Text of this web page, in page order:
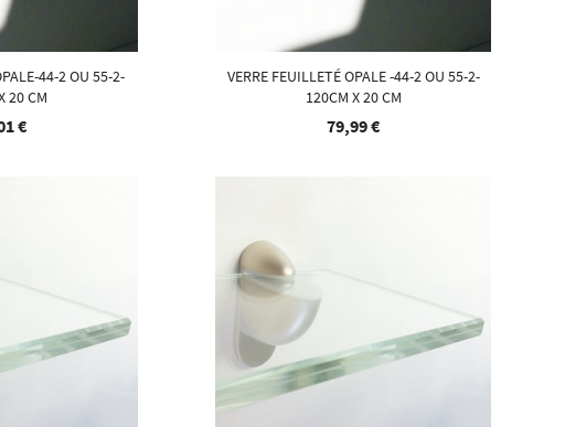
44-2 OU 55-2-
20 CM
€
VERRE FEUILLETÉ OPALE -44-2 OU 55-2-
120CM X 20 CM
79,99 €